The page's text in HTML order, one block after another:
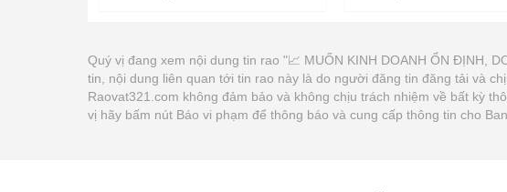
Quý vị đang xem nội dung tin rao "📈 MUỐN KINH DOANH ỔN ĐỊNH,
tin, nội dung liên quan tới tin rao này là do người đăng tin đăng tải và
Raovat321.com không đảm bảo và không chịu trách nhiệm về bất kỳ
vị hãy bấm nút Báo vi phạm để thông báo và cung cấp thông tin cho